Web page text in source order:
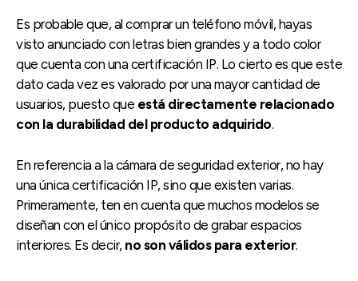
Es probable que, al comprar un teléfono móvil, hayas
visto anunciado con letras bien grandes y a todo color
que cuenta con una certificación IP. Lo cierto es que este
dato cada vez es valorado por una mayor cantidad de
usuarios, puesto que está directamente relacionado
con la durabilidad del producto adquirido.
En referencia a la cámara de seguridad exterior, no hay
una única certificación IP, sino que existen varias.
Primeramente, ten en cuenta que muchos modelos se
diseñan con el único propósito de grabar espacios
interiores. Es decir, no son válidos para exterior.